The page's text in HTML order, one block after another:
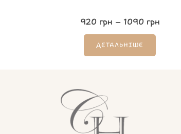
920 грн – 1090 грн
ДЕТАЛЬНІШЕ